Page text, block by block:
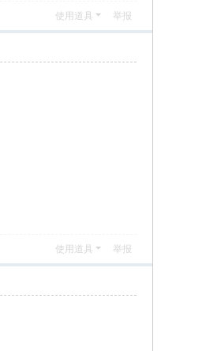
使用道具 举报
使用道具 举报